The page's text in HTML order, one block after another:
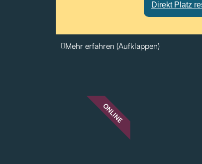
Direkt Platz
Mehr erfahren (Aufklappen)
ONLINE